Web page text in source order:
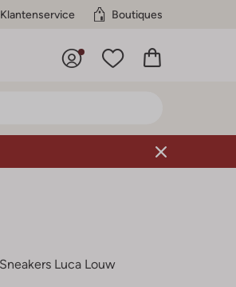
Klantenservice Boutiques
Luca Louw